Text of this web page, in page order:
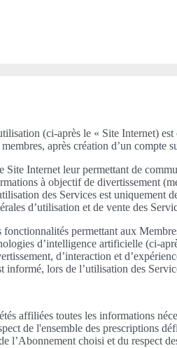
(ci-après le « Site
après création d’un compte
Internet leur permettant de
à objectif de divertissement
des Services est
d’utilisation et de vente des
permettant aux
d’intelligence artificielle (ci-
d’interaction et
informé, lors de l’utilisation des
affiliées toutes les informations
de l'ensemble des prescriptions
l’Abonnement choisi et du respect